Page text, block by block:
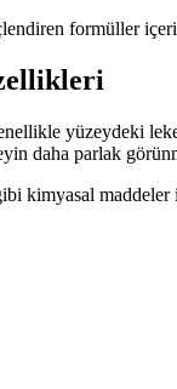
formüller
yüzeydeki
daha parlak
kimyasal